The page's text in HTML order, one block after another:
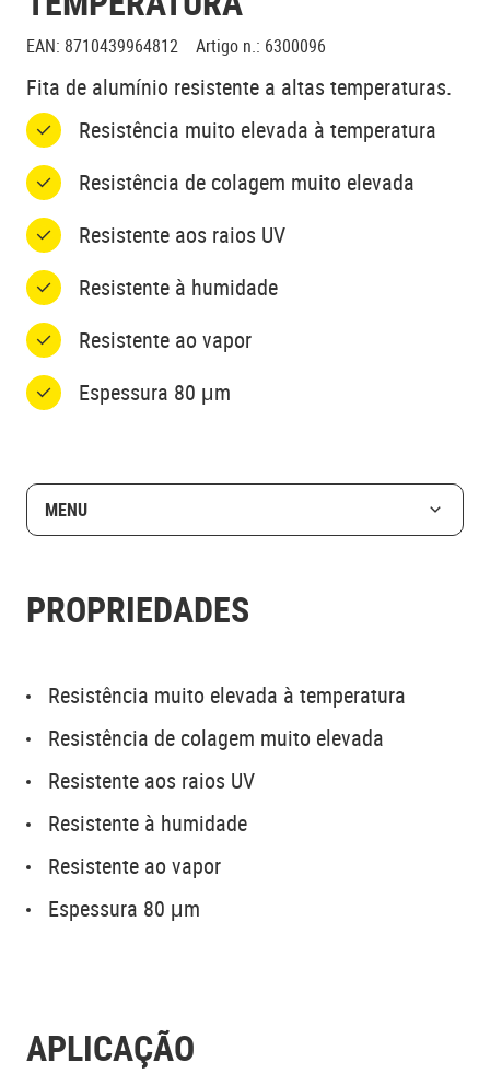
EAN: 8710439964812 Artigo n.: 6300096
Fita de alumínio resistente a altas temperaturas.
Resistência muito elevada à temperatura
Resistência de colagem muito elevada
Resistente aos raios UV
Resistente à humidade
Resistente ao vapor
Espessura 80 μm
MENU
PROPRIEDADES
Resistência muito elevada à temperatura
Resistência de colagem muito elevada
Resistente aos raios UV
Resistente à humidade
Resistente ao vapor
Espessura 80 μm
APLICAÇÃO